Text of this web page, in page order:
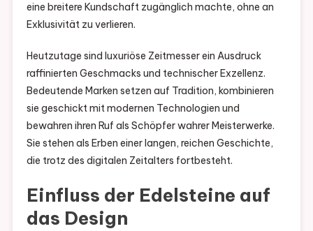
eine breitere Kundschaft zugänglich machte, ohne an
Exklusivität zu verlieren.
Heutzutage sind luxuriöse Zeitmesser ein Ausdruck
raffinierten Geschmacks und technischer Exzellenz.
Bedeutende Marken setzen auf Tradition, kombinieren
sie geschickt mit modernen Technologien und
bewahren ihren Ruf als Schöpfer wahrer Meisterwerke.
Sie stehen als Erben einer langen, reichen Geschichte,
die trotz des digitalen Zeitalters fortbesteht.
Einfluss der Edelsteine auf
das Design